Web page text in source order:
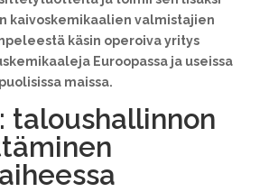
kaivoskemikaalien valmistajien
käsin operoiva yritys
Euroopassa ja useissa
maissa.
taloushallinnon